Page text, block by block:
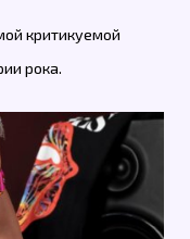
критикуемой
рока.